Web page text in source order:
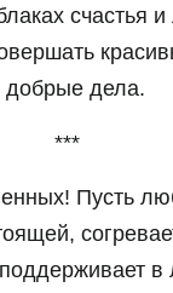
счастья и
добрые дела.
***
Пусть